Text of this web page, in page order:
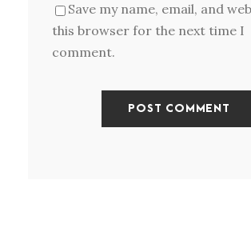
Save my name, email, and
this browser for the next time I
comment.